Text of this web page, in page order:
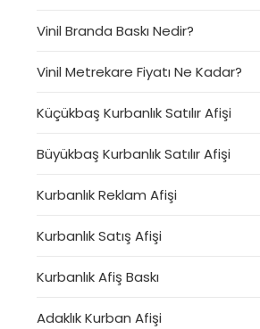
Vinil Branda Baskı Nedir?
Vinil Metrekare Fiyatı Ne Kadar?
Küçükbaş Kurbanlık Satılır Afişi
Büyükbaş Kurbanlık Satılır Afişi
Kurbanlık Reklam Afişi
Kurbanlık Satış Afişi
Kurbanlık Afiş Baskı
Adaklık Kurban Afişi